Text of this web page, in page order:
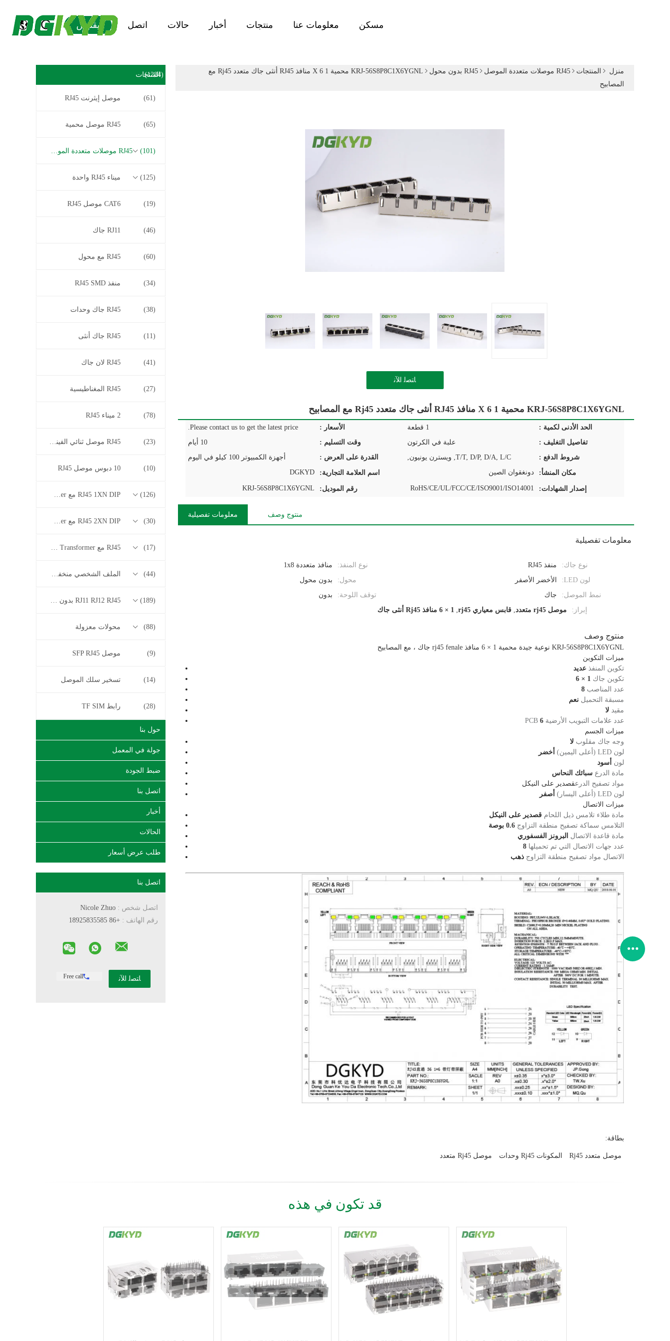
مسكن معلومات عنا منتجات أخبار حالات اتصل يقتبس
المنتجات(1284)
موصل إيثرنت RJ45 (61)
RJ45 موصل محمية (65)
RJ45 موصلات متعددة الموصل (101)
ميناء RJ45 واحدة (125)
CAT6 موصل RJ45 (19)
RJ11 جاك (46)
RJ45 مع محول (60)
منفذ RJ45 SMD (34)
RJ45 جاك وحدات (38)
RJ45 جاك أنثى (11)
RJ45 لان جاك (41)
RJ45 المغناطيسية (27)
2 ميناء RJ45 (78)
RJ45 موصل ثنائي الفينيل متعدد الكلور (23)
10 دبوس موصل RJ45 (10)
RJ45 1XN DIP مع 10/100/1000M Base-T Series Transformer (126)
RJ45 2XN DIP مع 10/100/1000M Base-T Series Transformer (30)
RJ45 مع 2.5G / 5G / 10G Base-T Series Transformer (17)
الملف الشخصي منخفض RJ45 (44)
RJ11 RJ12 RJ45 بدون سلسلة المحولات (189)
محولات معزولة (88)
موصل SFP RJ45 (9)
تسخير سلك الموصل (14)
رابط TF SIM (28)
حول بنا
جولة في المعمل
ضبط الجودة
اتصل بنا
أخبار
الحالات
طلب عرض أسعار
اتصل بنا
اتصل شخص :
رقم الهاتف : +86 18925835585
Free call
منزل المنتجات RJ45 موصلات متعددة الموصل RJ45 بدون محول
KRJ-56S8P8C1X6YGNL محمية 1 X 6 منافذ RJ45 أنثى جاك متعدد Rj45 مع
المصابيح
ﺎﺘﺼﻟ ﺍﻶﻧ
KRJ-56S8P8C1X6YGNL محمية 1 X 6 منافذ RJ45 أنثى جاك متعدد Rj45 مع المصابيح
الحد الأدنى لكمية : 1 قطعة الأسعار :
Please contact us to get the latest price.
تفاصيل التغليف :
علبة في الكرتون وقت التسليم :
10 أيام
شروط الدفع :
T/T, D/P, D/A, L/C, ويسترن يونيون, القدرة على العرض : أجهزة الكمبيوتر 100 كيلو في اليوم
مكان المنشأ: دونغقوان الصين اسم العلامة التجارية: DGKYD
إصدار الشهادات: RoHS/CE/UL/FCC/CE/ISO9001/ISO14001 رقم الموديل: KRJ-56S8P8C1X6YGNL
معلومات تفصيلية منتوج وصف
معلومات تفصيلية
نوع جاك: منفذ RJ45 نوع المنفذ:
منافذ متعددة 1x8
لون LED:
الأخضر الأصفر محول:
بدون محول
نمط الموصل:
جاك توقف اللوحة:
بدون
إبراز:
موصل rj45 متعدد , قابس معياري rj45 , 1 × 6 منافذ Rj45 أنثى جاك
منتوج وصف
KRJ-56S8P8C1X6YGNL نوعية جيدة محمية 1 × 6 منافذ rj45 fenale جاك ، مع المصابيح
ميزات التكوين
تكوين المنفذ عديد
تكوين جاك 1 × 6
عدد المناصب 8
مسبقة التحميل نعم
مقيد لا
عدد علامات التبويب الأرضية PCB 6
ميزات الجسم
وجه جاك مقلوب لا
لون LED (أعلى اليمين)
أخضر
لون أسود
مادة الدرع سبائك النحاس
مواد تصفيح الدرعقصدير على النيكل
لون LED (أعلى اليسار)
أصفر
ميزات الاتصال
مادة طلاء تلامس ذيل اللحام قصدير على النيكل
التلامس سماكة تصفيح منطقة التزاوج 0.6 بوصة
مادة قاعدة الاتصال البرونز الفسفوري
عدد جهات الاتصال التي تم تحميلها 8
الاتصال مواد تصفيح منطقة التزاوج ذهب
بطاقة:
موصل متعدد Rj45 المكونات Rj45 وحدات موصل Rj45 متعدد
قد تكون في هذه